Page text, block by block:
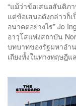
“แม้ว่าข้อเสนอสันติภ
แต่ข้อเสนอดังกล่าวก็
อนาคตอย่างไร” Jo
อาวุโสแห่งสถาบัน
บทบาทของรัฐมหาอำ
เถียงทั้งในทางทฤษฎี